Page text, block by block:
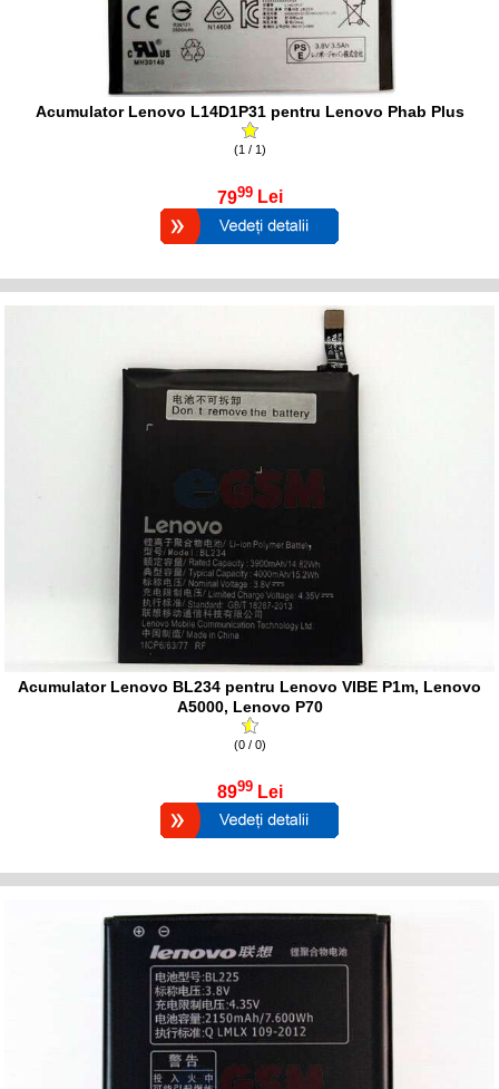
Acumulator Lenovo L14D1P31 pentru Lenovo Phab Plus
(1 / 1)
7999 Lei
Acumulator Lenovo BL234 pentru Lenovo VIBE P1m, Lenovo
A5000, Lenovo P70
(0 / 0)
8999 Lei